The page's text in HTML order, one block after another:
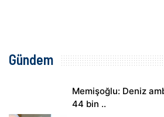
Gündem
Memişoğlu: Deniz
44 bin ..